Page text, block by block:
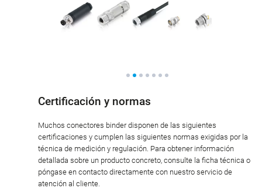
Certificación y normas
Muchos conectores binder disponen de las siguientes
certificaciones y cumplen las siguientes normas exigidas por la
técnica de medición y regulación. Para obtener información
detallada sobre un producto concreto, consulte la ficha técnica o
póngase en contacto directamente con nuestro servicio de
atención al cliente.